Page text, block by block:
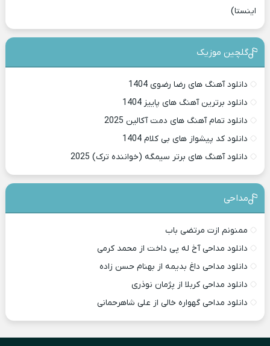
اینستا)
گلچین موزیک
دانلود آهنگ های رضا رضوی 1404
دانلود برترین آهنگ های پاییز 1404
دانلود تمام آهنگ های دمت آکالین 2025
دانلود کد پیشواز های بی کلام 1404
دانلود آهنگ های برتر سیمگه (خواننده ترک) 2025
مداحی
ممنونم ازت مرتضی باب
دانلود مداحی آخ له پی داخت از محمد کرمی
دانلود مداحی داغ بدیمه از بهنام حسن زاده
دانلود مداحی کربلا از پژمان نوذری
دانلود مداحی گهواره خالی از علی شاهرحمانی